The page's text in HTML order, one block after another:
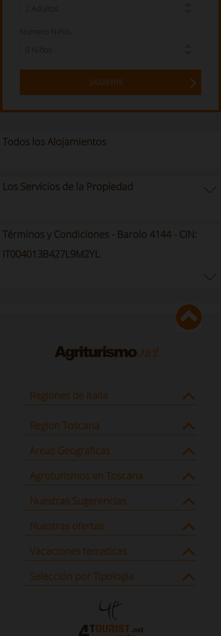
Numero Niños
SIGUIENTE
Todos los Alojamientos
Los Servicios de la Propiedad
Términos y Condiciones - Barolo 4144 - CIN:
IT004013B427L9M2YL
Regiones de Italia
Region Toscana
Areas Geograficas
Agroturismos en Toscana
Nuestras Sugerencias
Nuestras ofertas
Vacaciones tematicas
Selección por Tipologia